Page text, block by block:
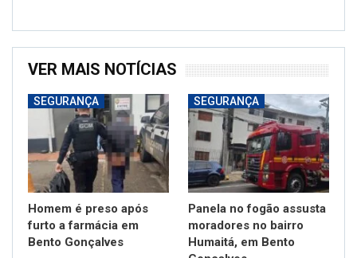
VER MAIS NOTÍCIAS
SEGURANÇA
Homem é preso após
furto a farmácia em
Bento Gonçalves
SEGURANÇA
Panela no fogão assusta
moradores no bairro
Humaitá, em Bento